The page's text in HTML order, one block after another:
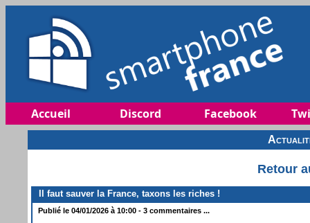
Accueil Discord Facebook
Retour
Il faut sauver la France, taxons les riches !
Publié le 04/01/2026 à 10:00 - 3 commentaires ...